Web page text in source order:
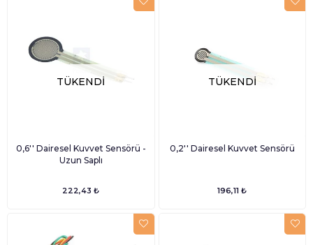
TÜKENDI
0,6'' Dairesel Kuvvet Sensörü -
Uzun Saplı
222,43 ₺
TÜKENDI
0,2'' Dairesel Kuvvet Sensörü
196,11 ₺